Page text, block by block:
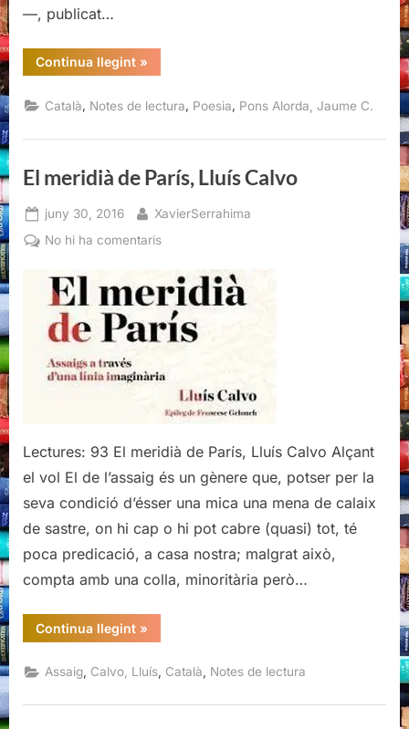
—, publicat…
Continua llegint“Cala
foc
ossos,
Jaume
Pons
»
Català Notes de lectura Poesia Pons Alorda, Jaume C.
El meridià de París, Lluís Calvo
Posted
on
juny 30, 2016 By
XavierSerrahima
No hi ha comentarisa
meridià
de
París,
Lluís
Lectures: 93 El meridià de París, Lluís Calvo Alçant
el vol El de l’assaig és un gènere que, potser per la
seva condició d’ésser una mica una mena de calaix
de sastre, on hi cap o hi pot cabre (quasi) tot, té
poca predicació, a casa nostra; malgrat això,
compta amb una colla, minoritària però…
Continua llegint“El
meridià
París,
Lluís
»
Assaig Calvo, Lluís Català Notes de lectura